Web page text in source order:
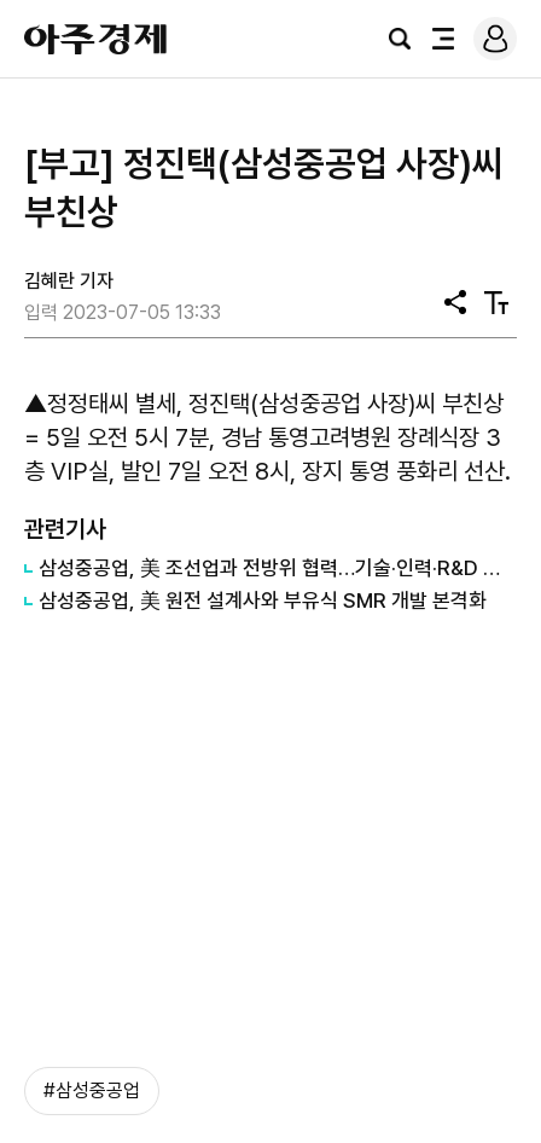
아
주
경
검
전
로
그
[부고] 정진택(삼성중공업 사장)씨
부친상
김혜란 기자
입력 2023-07-05 13:33
공
유
텍
스
기
▲정정태씨 별세, 정진택(삼성중공업 사장)씨 부친상
= 5일 오전 5시 7분, 경남 통영고려병원 장례식장 3
층 VIP실, 발인 7일 오전 8시, 장지 통영 풍화리 선산.
관련기사
삼성중공업, 美 조선업과 전방위 협력…기술·인력·R&D 강화
삼성중공업, 美 원전 설계사와 부유식 SMR 개발 본격화
#삼성중공업